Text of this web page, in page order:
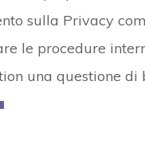
sulla Privacy
le procedure
una questione di